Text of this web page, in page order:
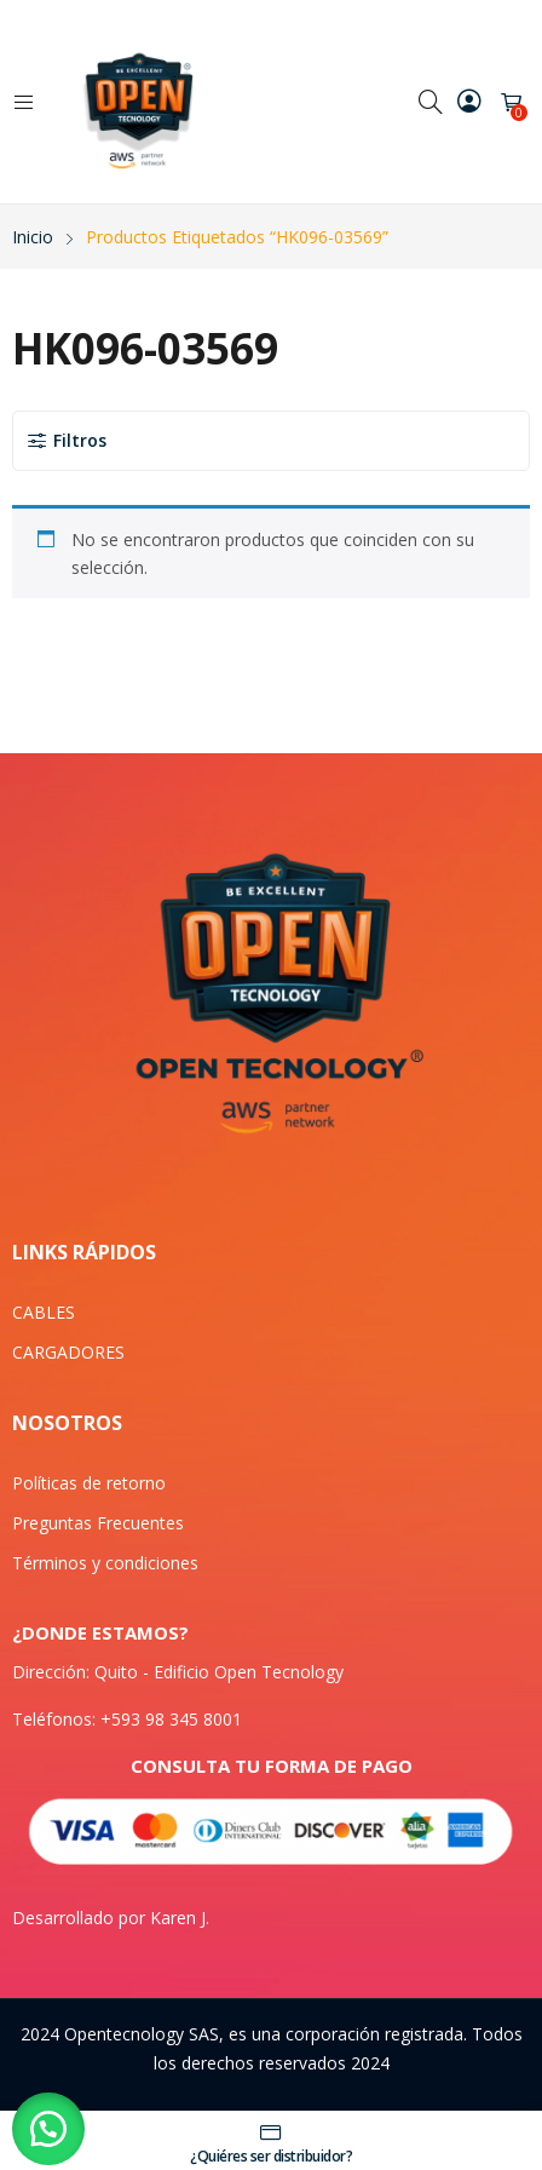
0
¿Quiéres ser distribuidor?
Inicio Productos Etiquetados “HK096-03569”
HK096-03569
Filtros
No se encontraron productos que coinciden con su
selección.
LINKS RÁPIDOS
CABLES
CARGADORES
NOSOTROS
Políticas de retorno
Preguntas Frecuentes
Términos y condiciones
¿DONDE ESTAMOS?
Dirección: Quito - Edificio Open Tecnology
Teléfonos: +593 98 345 8001
CONSULTA TU FORMA DE PAGO
Desarrollado por Karen J.
2024 Opentecnology SAS, es una corporación registrada. Todos
los derechos reservados 2024